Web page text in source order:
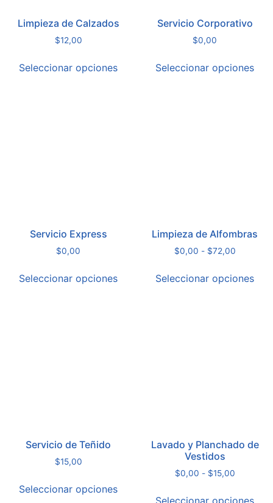
Limpieza de Calzados
$12,00
Seleccionar opciones
Servicio Corporativo
$0,00
Seleccionar opciones
Servicio Express
$0,00
Seleccionar opciones
Limpieza de Alfombras
$0,00 - $72,00
Seleccionar opciones
Servicio de Teñido
$15,00
Seleccionar opciones
Lavado y Planchado de
Vestidos
$0,00 - $15,00
Seleccionar opciones